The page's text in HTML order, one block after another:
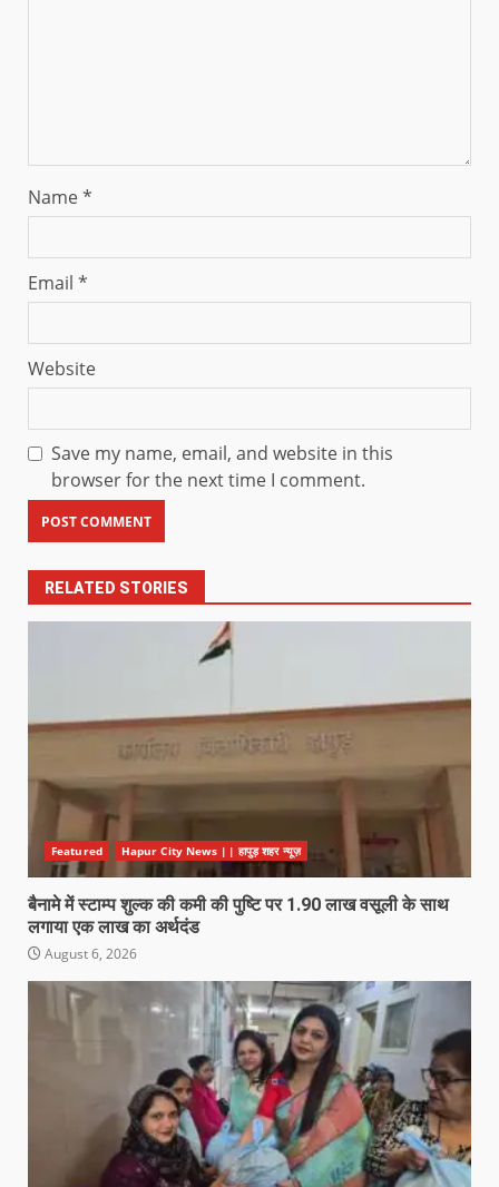
Name*
Email *
Website
Save my name, email, and website in this
browser for the next time I comment.
RELATED STORIES
Featured Hapur City News || हापुड़ शहर न्यूज़
बैनामे में स्टाम्प शुल्क की कमी की पुष्टि पर 1.90 लाख वसूली के साथ
लगाया एक लाख का अर्थदंड
August 6, 2026